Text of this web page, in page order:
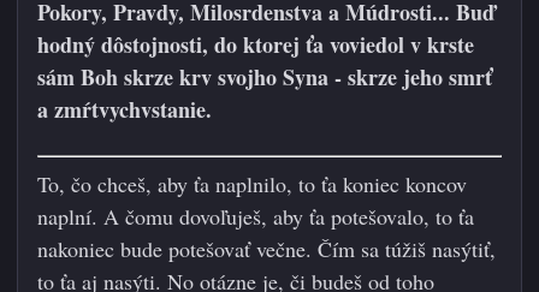
Pokory, Pravdy, Milosrdenstva a Múdrosti... Buď
hodný dôstojnosti, do ktorej ťa voviedol v krste
sám Boh skrze krv svojho Syna - skrze jeho smrť
a zmŕtvychvstanie.
To, čo chceš, aby ťa naplnilo, to ťa koniec koncov
naplní. A čomu dovoľuješ, aby ťa potešovalo, to ťa
nakoniec bude potešovať večne. Čím sa túžiš nasýtiť,
to ťa aj nasýti. No otázne je, či budeš od toho